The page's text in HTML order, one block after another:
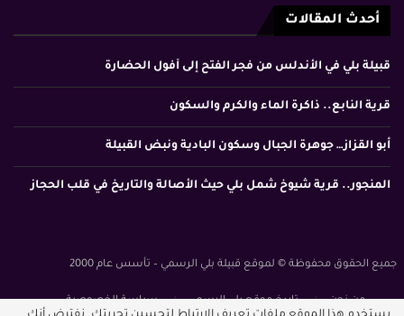
أحدث المقالات
قبيلة بلي في الأندلس من فجر الفتح إلى أفول الحضارة
قرية النابع.. ذاكرة الماء والكرم والسكون
أبو القزاز… جوهرة الجبال وسكون البادية ونبض القبيلة
المنجور.. قرية شيوخ شمل بلي حيث الأصالة والتاريخ في قلب الحجاز
جميع الحقوق محفوظة © لموقع قبيلة بلي الرسمي – تأسس عام 2000
من نحن تاريخ موقع بلي الرسمي سياسة الخصوصية